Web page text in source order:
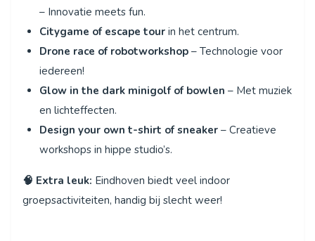
– Innovatie meets fun.
Citygame of escape tour in het centrum.
Drone race of robotworkshop – Technologie voor
iedereen!
Glow in the dark minigolf of bowlen – Met muziek
en lichteffecten.
Design your own t-shirt of sneaker – Creatieve
workshops in hippe studio’s.
🧠 Extra leuk: Eindhoven biedt veel indoor
groepsactiviteiten, handig bij slecht weer!